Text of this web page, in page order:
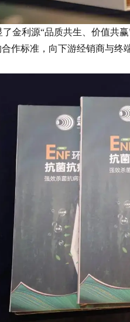
金利源“品质共生、价值共
合作标准，向下游经销商与